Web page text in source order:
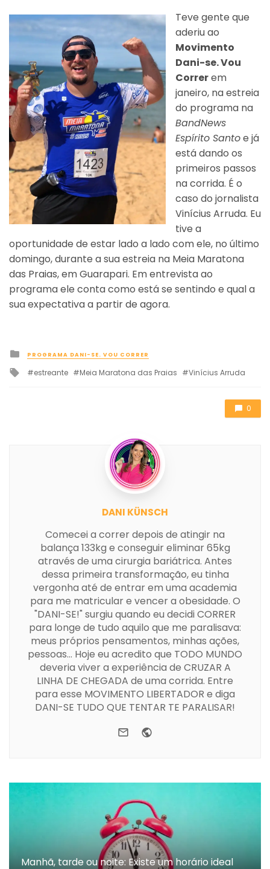
Teve gente que
aderiu ao
Movimento
Dani-se. Vou
Correrem
janeiro, na estreia
do programa na
BandNews
Espírito Santoe já
está dando os
primeiros passos
na corrida. É o
caso do jornalista
Vinícius Arruda. Eu
tive a
oportunidade de estar lado a lado com ele, no último
domingo, durante a sua estreia na Meia Maratona
das Praias, em Guarapari. Em entrevista ao
programa ele conta como está se sentindo e qual a
sua expectativa a partir de agora.
Posted
in
PROGRAMA DANI-SE. VOU CORRER
Tagged
estreante Meia Maratona das Praias Vinícius Arruda
0
DANI KÜNSCH
Comecei a correr depois de atingir na
balança 133kg e conseguir eliminar 65kg
através de uma cirurgia bariátrica. Antes
dessa primeira transformação, eu tinha
vergonha até de entrar em uma academia
para me matricular e vencer a obesidade. O
"DANI-SE!" surgiu quando eu decidi CORRER
para longe de tudo aquilo que me paralisava:
meus próprios pensamentos, minhas ações,
pessoas... Hoje eu acredito que TODO MUNDO
deveria viver a experiência de CRUZAR A
LINHA DE CHEGADA de uma corrida. Entre
para esse MOVIMENTO LIBERTADOR e diga
DANI-SE TUDO QUE TENTAR TE PARALISAR!
e-mail
Manhã, tarde ou noite: Existe um horário ideal